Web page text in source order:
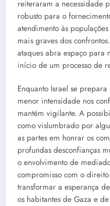
reiteraram a necessidade
robusto para o
atendimento às
mais graves dos
ataques abra espaço para
início de um processo de
Enquanto Israel se
menor intensidade nos
mantém vigilante. A
como vislumbrado por
as partes em honrar os
profundas desconfianças
o envolvimento de
compromisso com o
transformar a esperança
os habitantes de Gaza e